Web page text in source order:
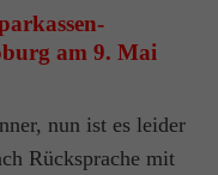
am 9. Mai
nun ist es leider
Rücksprache mit